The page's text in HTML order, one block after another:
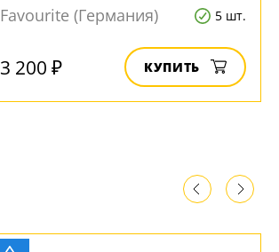
Favourite (Германия)
5 шт.
3 200 ₽ КУПИТЬ